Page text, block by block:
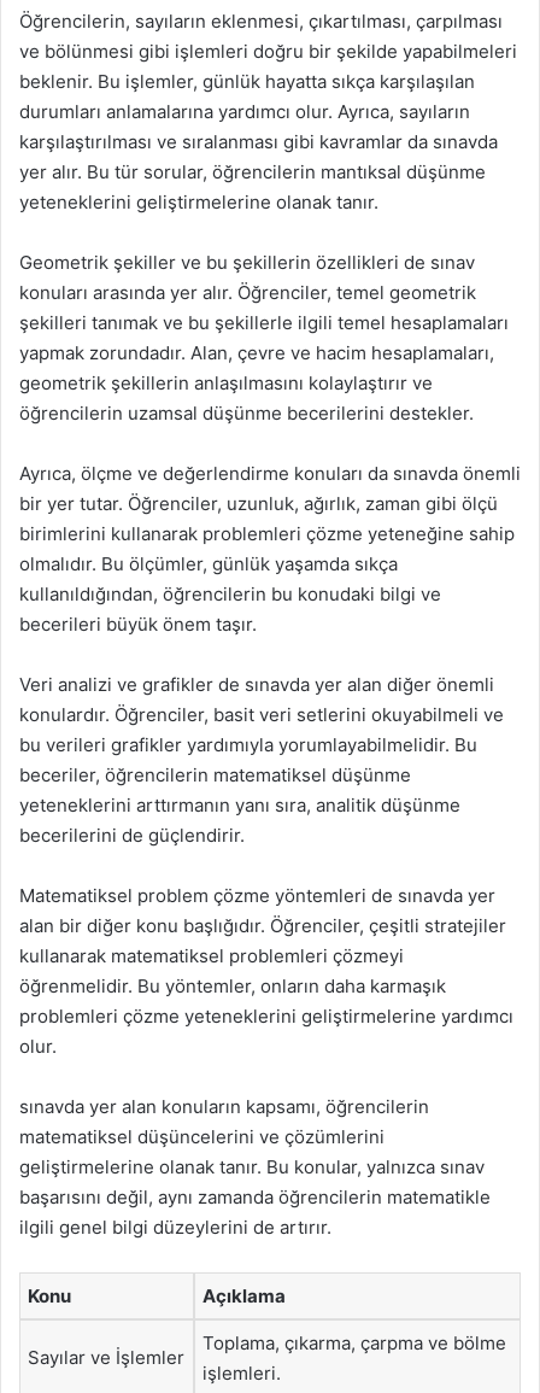
Öğrencilerin, sayıların eklenmesi, çıkartılması, çarpılması
ve bölünmesi gibi işlemleri doğru bir şekilde yapabilmeleri
beklenir. Bu işlemler, günlük hayatta sıkça karşılaşılan
durumları anlamalarına yardımcı olur. Ayrıca, sayıların
karşılaştırılması ve sıralanması gibi kavramlar da sınavda
yer alır. Bu tür sorular, öğrencilerin mantıksal düşünme
yeteneklerini geliştirmelerine olanak tanır.
Geometrik şekiller ve bu şekillerin özellikleri de sınav
konuları arasında yer alır. Öğrenciler, temel geometrik
şekilleri tanımak ve bu şekillerle ilgili temel hesaplamaları
yapmak zorundadır. Alan, çevre ve hacim hesaplamaları,
geometrik şekillerin anlaşılmasını kolaylaştırır ve
öğrencilerin uzamsal düşünme becerilerini destekler.
Ayrıca, ölçme ve değerlendirme konuları da sınavda önemli
bir yer tutar. Öğrenciler, uzunluk, ağırlık, zaman gibi ölçü
birimlerini kullanarak problemleri çözme yeteneğine sahip
olmalıdır. Bu ölçümler, günlük yaşamda sıkça
kullanıldığından, öğrencilerin bu konudaki bilgi ve
becerileri büyük önem taşır.
Veri analizi ve grafikler de sınavda yer alan diğer önemli
konulardır. Öğrenciler, basit veri setlerini okuyabilmeli ve
bu verileri grafikler yardımıyla yorumlayabilmelidir. Bu
beceriler, öğrencilerin matematiksel düşünme
yeteneklerini arttırmanın yanı sıra, analitik düşünme
becerilerini de güçlendirir.
Matematiksel problem çözme yöntemleri de sınavda yer
alan bir diğer konu başlığıdır. Öğrenciler, çeşitli stratejiler
kullanarak matematiksel problemleri çözmeyi
öğrenmelidir. Bu yöntemler, onların daha karmaşık
problemleri çözme yeteneklerini geliştirmelerine yardımcı
olur.
sınavda yer alan konuların kapsamı, öğrencilerin
matematiksel düşüncelerini ve çözümlerini
geliştirmelerine olanak tanır. Bu konular, yalnızca sınav
başarısını değil, aynı zamanda öğrencilerin matematikle
ilgili genel bilgi düzeylerini de artırır.
Konu Açıklama
Sayılar ve İşlemler
Toplama, çıkarma, çarpma ve bölme
işlemleri.